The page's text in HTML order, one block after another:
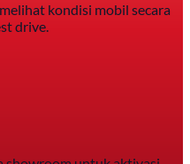
kondisi mobil secara
drive.